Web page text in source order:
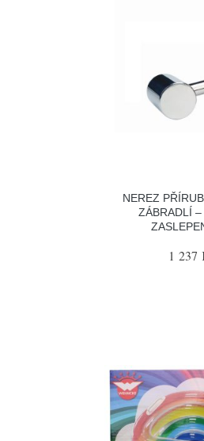
NEREZ
ZÁBRADLÍ
1 237